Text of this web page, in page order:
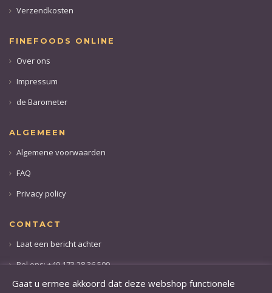
Verzendkosten
FINEFOODS ONLINE
Over ons
Impressum
de Barometer
ALGEMEEN
Algemene voorwaarden
FAQ
Privacy policy
CONTACT
Laat een bericht achter
Bel ons: +49 173 28 36 509
Gaat u ermee akkoord dat deze webshop functionele